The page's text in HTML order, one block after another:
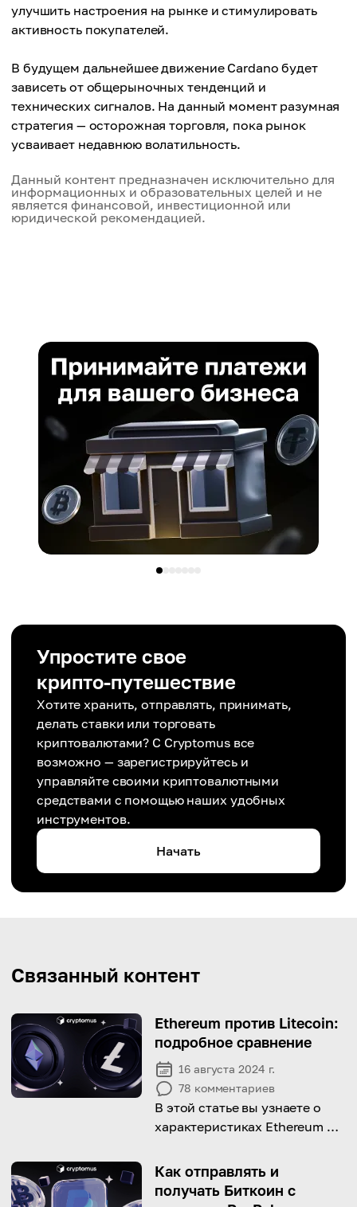
улучшить настроения на рынке и стимулировать
активность покупателей.
В будущем дальнейшее движение Cardano будет
зависеть от общерыночных тенденций и
технических сигналов. На данный момент разумная
стратегия — осторожная торговля, пока рынок
усваивает недавнюю волатильность.
Данный контент предназначен исключительно для
информационных и образовательных целей и не
является финансовой, инвестиционной или
юридической рекомендацией.
Упростите свое
крипто-путешествие
Хотите хранить, отправлять, принимать,
делать ставки или торговать
криптовалютами? С Cryptomus все
возможно — зарегистрируйтесь и
управляйте своими криптовалютными
средствами с помощью наших удобных
инструментов.
Начать
Связанный контент
Ethereum против Litecoin:
подробное сравнение
16 августа 2024 г.
78 комментариев
В этой статье вы узнаете о
характеристиках Ethereum и
они отличаются.
Как отправлять и
получать Биткоин с